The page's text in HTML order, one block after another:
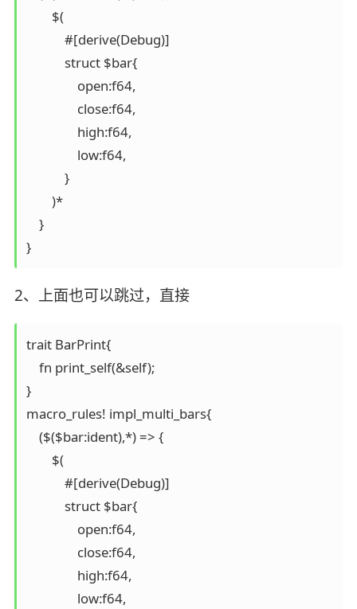
        $(
            #[derive(Debug)]
            struct $bar{
                open:f64,
                close:f64,
                high:f64,
                low:f64,
            }
        )*
    }
}
2、上面也可以跳过，直接
trait BarPrint{
    fn print_self(&self);
}
macro_rules! impl_multi_bars{
    ($($bar:ident),*) => {
        $(
            #[derive(Debug)]
            struct $bar{
                open:f64,
                close:f64,
                high:f64,
                low:f64,